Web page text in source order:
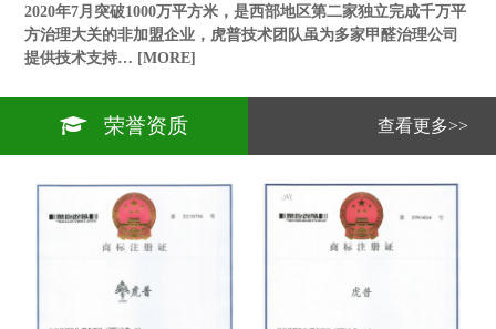
2020年7月突破1000万平方米，是西部地区第二家独立完成千万平
方治理大关的非加盟企业，虎普技术团队虽为多家甲醛治理公司
提供技术支持… [MORE]
查看更多>>
荣誉资质